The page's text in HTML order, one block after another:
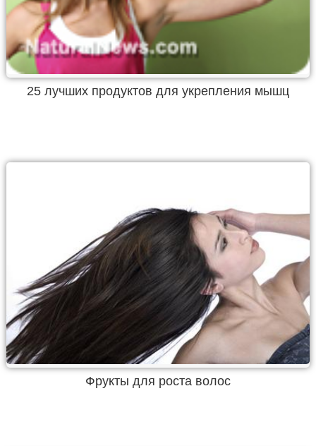
25 лучших продуктов для укрепления мышц
Фрукты для роста волос